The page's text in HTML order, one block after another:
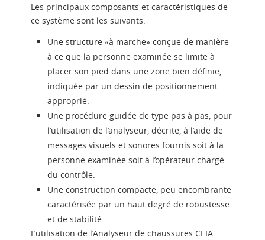
Les principaux composants et caractéristiques de
ce système sont les suivants:
Une structure «à marche» conçue de manière
à ce que la personne examinée se limite à
placer son pied dans une zone bien définie,
indiquée par un dessin de positionnement
approprié.
Une procédure guidée de type pas à pas, pour
l’utilisation de l’analyseur, décrite, à l’aide de
messages visuels et sonores fournis soit à la
personne examinée soit à l’opérateur chargé
du contrôle.
Une construction compacte, peu encombrante
caractérisée par un haut degré de robustesse
et de stabilité.
L’utilisation de l’Analyseur de chaussures CEIA